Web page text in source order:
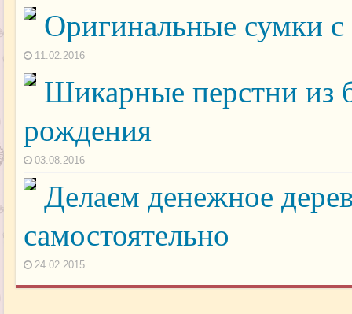
Оригинальные сумки
11.02.2016
Шикарные перстни из
рождения
03.08.2016
Делаем денежное
самостоятельно
24.02.2015